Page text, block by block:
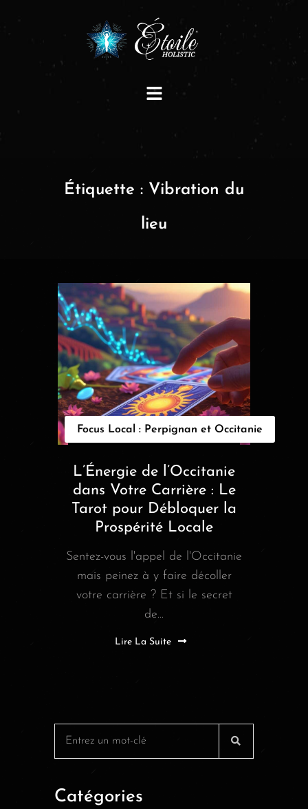
Étiquette : Vibration du
lieu
Focus Local : Perpignan et Occitanie
L’Énergie de l’Occitanie
dans Votre Carrière : Le
Tarot pour Débloquer la
Prospérité Locale
Sentez-vous l'appel de l'Occitanie
mais peinez à y faire décoller
votre carrière ? Et si le secret
de...
Lire La Suite
Catégories